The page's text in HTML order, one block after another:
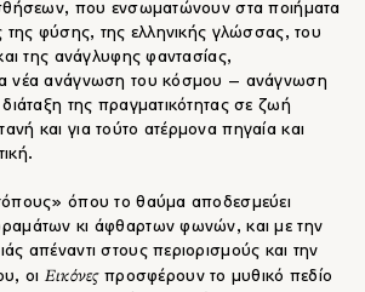
που ενσωματώνουν στα ποιήματα
της φύσης, της ελληνικής γλώσσας, του
της ανάγλυφης φαντασίας,
νέα ανάγνωση του κόσμου – ανάγνωση
της πραγματικότητας σε ζωή
και για τούτο ατέρμονα πηγαία και
όπου το θαύμα αποδεσμεύει
κι άφθαρτων φωνών, και με την
απέναντι στους περιορισμούς και την
οι Εικόνεςπροσφέρουν το μυθικό πεδίο